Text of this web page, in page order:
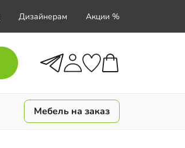
Дизайнерам Акции %
Мебель на заказ